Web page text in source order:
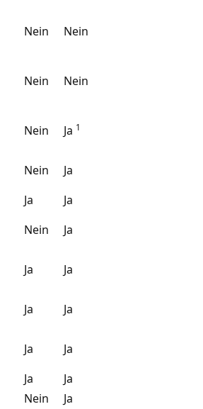
Nein
Nein
Nein Nein
Nein Ja 1
Nein
Ja
Ja
Ja
Nein
Ja
Ja
Ja
Ja
Ja
Ja
Ja
Ja
Ja
Nein Ja